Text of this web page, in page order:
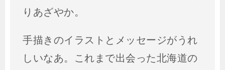
りあざやか。
手描きのイラストとメッセージがうれ
しいなあ。これまで出会った北海道の